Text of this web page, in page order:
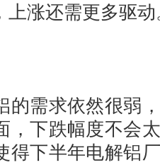
上涨还需更多驱动
需求依然很弱，
，下跌幅度不会
得下半年电解铝